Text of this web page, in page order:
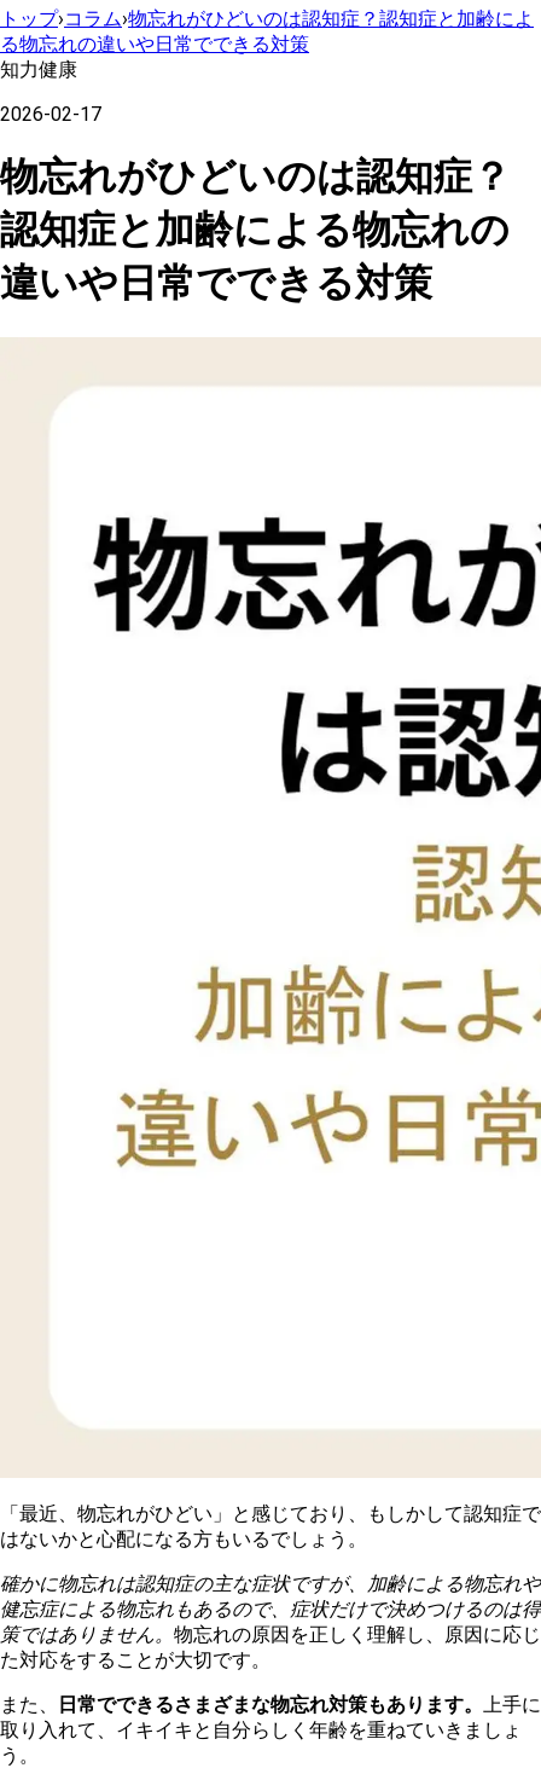
トップ›コラム›物忘れがひどいのは認知症？認知症と加齢によ
る物忘れの違いや日常でできる対策
知力健康
2026-02-17
物忘れがひどいのは認知症？
認知症と加齢による物忘れの
違いや日常でできる対策
「最近、物忘れがひどい」と感じており、もしかして認知症で
はないかと心配になる方もいるでしょう。
確かに物忘れは認知症の主な症状ですが、加齢による物忘れや
健忘症による物忘れもあるので、症状だけで決めつけるのは得
策ではありません。 物忘れの原因を正しく理解し、原因に応じ
た対応をすることが大切です。
また、
日常でできるさまざまな物忘れ対策もあります。 上手に
取り入れて、イキイキと自分らしく年齢を重ねていきましょ
う。